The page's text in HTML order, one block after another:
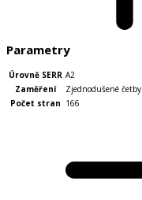
Parametry
Úrovně SERR A2
Zaměření
Zjednodušené četby
Počet stran 166